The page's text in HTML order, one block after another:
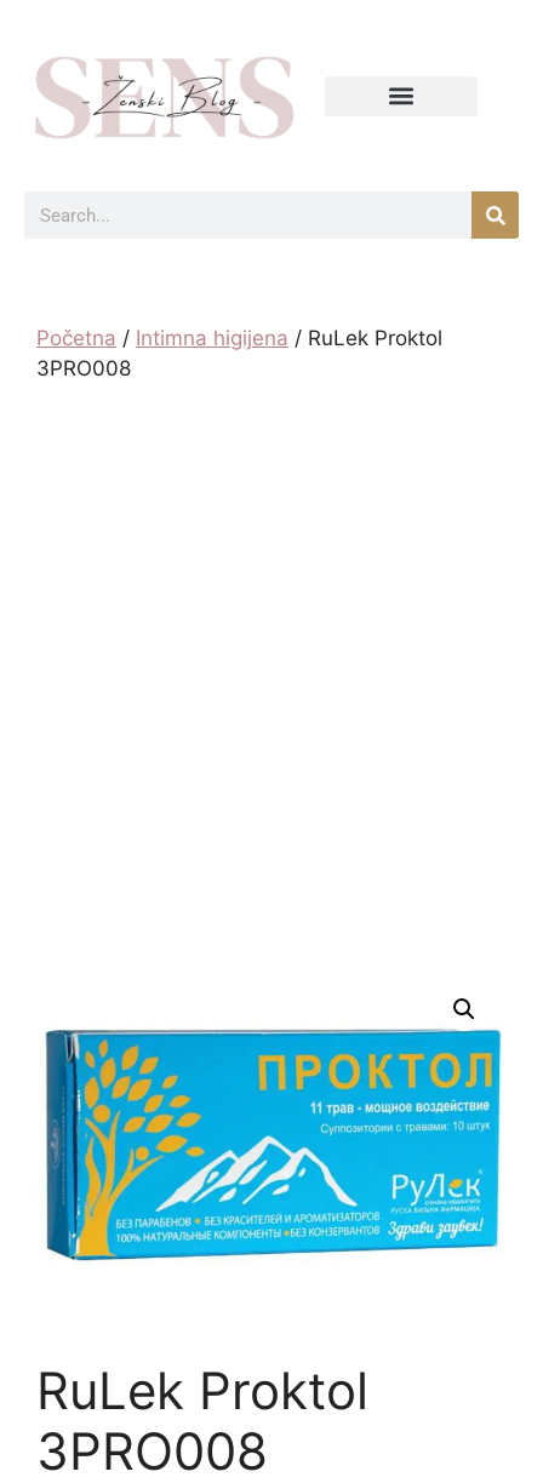
Početna / Intimna higijena / RuLek Proktol
3PRO008
RuLek Proktol
3PRO008